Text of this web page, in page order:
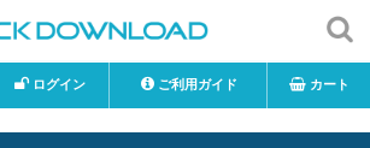
ログイン ご利用ガイド カート